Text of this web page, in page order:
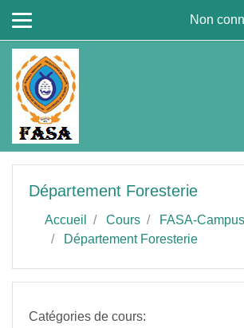
Non
Département Foresterie
Accueil Cours
FASA-
Département Foresterie
Catégories de cours: